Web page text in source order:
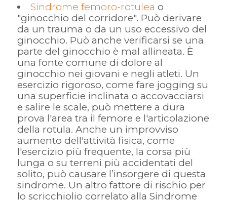
Sindrome femoro-rotulea o
"ginocchio del corridore". Può derivare
da un trauma o da un uso eccessivo del
ginocchio. Può anche verificarsi se una
parte del ginocchio è mal allineata. È
una fonte comune di dolore al
ginocchio nei giovani e negli atleti. Un
esercizio rigoroso, come fare jogging su
una superficie inclinata o accovacciarsi
e salire le scale, può mettere a dura
prova l'area tra il femore e l'articolazione
della rotula. Anche un improvviso
aumento dell'attività fisica, come
l'esercizio più frequente, la corsa più
lunga o su terreni più accidentati del
solito, può causare l’insorgere di questa
sindrome. Un altro fattore di rischio per
lo scricchiolio correlato alla Sindrome